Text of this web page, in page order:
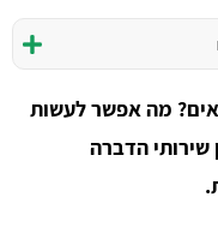
מה אפשר לעשות
שירותי הדברה